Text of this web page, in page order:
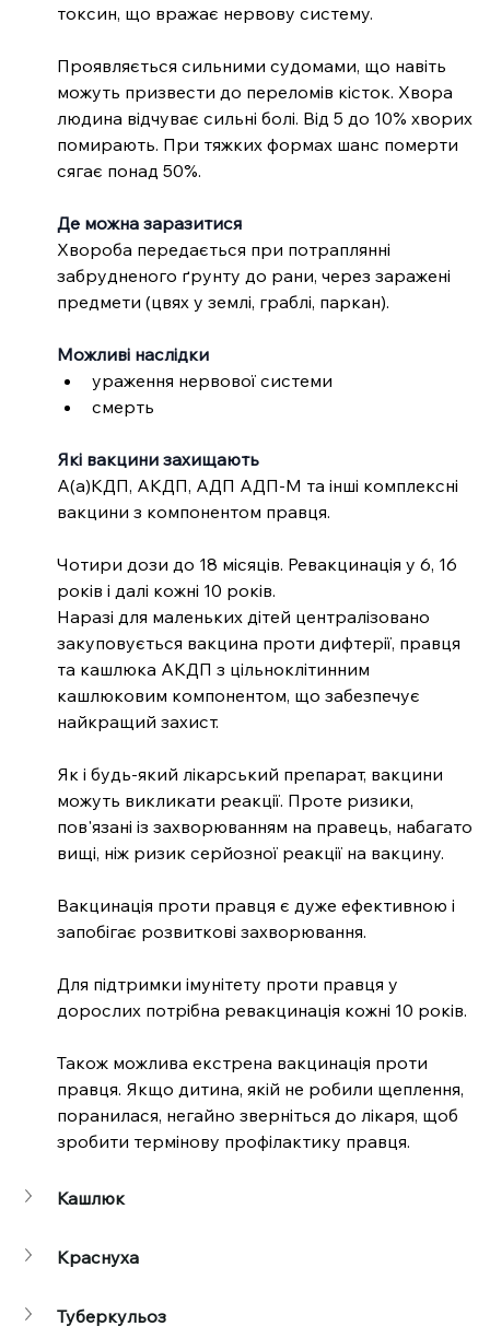
токсин, що вражає нервову систему.
Проявляється сильними судомами, що навіть
можуть призвести до переломів кісток. Хвора
людина відчуває сильні болі. Від 5 до 10% хворих
помирають. При тяжких формах шанс померти
сягає понад 50%.
Де можна заразитися
Хвороба передається при потраплянні
забрудненого ґрунту до рани, через заражені
предмети (цвях у землі, граблі, паркан).
Можливі наслідки
ураження нервової системи
смерть
Які вакцини захищають
А(а)КДП, АКДП, АДП АДП-М та інші комплексні
вакцини з компонентом правця.
Чотири дози до 18 місяців. Ревакцинація у 6, 16
років і далі кожні 10 років.
Наразі для маленьких дітей централізовано
закуповується вакцина проти дифтерії, правця
та кашлюка АКДП з цільноклітинним
кашлюковим компонентом, що забезпечує
найкращий захист.
Як і будь-який лікарський препарат, вакцини
можуть викликати реакції. Проте ризики,
пов'язані із захворюванням на правець, набагато
вищі, ніж ризик серйозної реакції на вакцину.
Вакцинація проти правця є дуже ефективною і
запобігає розвиткові захворювання.
Для підтримки імунітету проти правця у
дорослих потрібна ревакцинація кожні 10 років.
Також можлива екстрена вакцинація проти
правця. Якщо дитина, якій не робили щеплення,
поранилася, негайно зверніться до лікаря, щоб
зробити термінову профілактику правця.
Кашлюк
Краснуха
Туберкульоз